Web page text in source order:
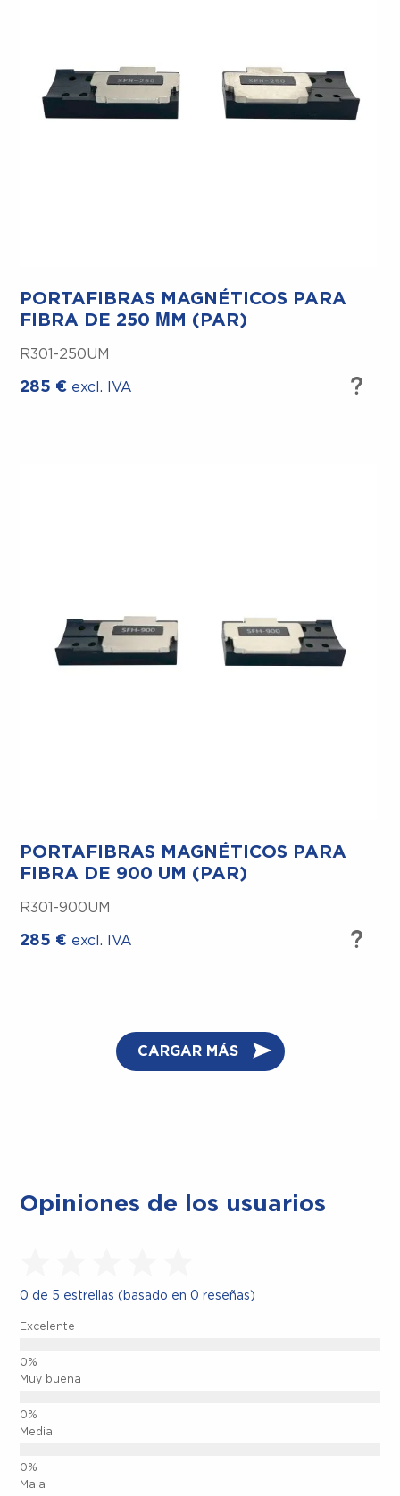
PORTAFIBRAS MAGNÉTICOS PARA
FIBRA DE 250 ΜM (PAR)
R301-250UM
285 € excl. IVA
PORTAFIBRAS MAGNÉTICOS PARA
FIBRA DE 900 UM (PAR)
R301-900UM
285 € excl. IVA
CARGAR MÁS
Opiniones de los usuarios
0 de 5 estrellas (basado en 0 reseñas)
Excelente
Muy buena
Media
Mala